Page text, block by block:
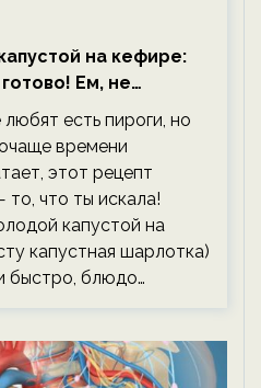
на кефире:
Ем, не
есть пироги, но
времени
этот рецепт
то, что ты искала!
капустой на
капустная шарлотка)
быстро, блюдо…